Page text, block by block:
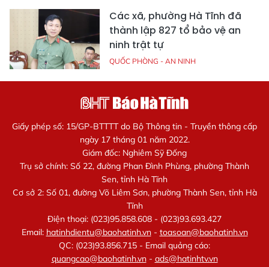
Các xã, phường Hà Tĩnh đã
thành lập 827 tổ bảo vệ an
ninh trật tự
QUỐC PHÒNG - AN NINH
Giấy phép số: 15/GP-BTTTT do Bộ Thông tin - Truyền thông cấp
ngày 17 tháng 01 năm 2022.
Giám đốc: Nghiêm Sỹ Đống
Trụ sở chính: Số 22, đường Phan Đình Phùng, phường Thành
Sen, tỉnh Hà Tĩnh
Cơ sở 2: Số 01, đường Võ Liêm Sơn, phường Thành Sen, tỉnh Hà
Tĩnh
Điện thoại: (023)95.858.608 - (023)93.693.427
Email: hatinhdientu@baohatinh.vn- toasoan@baohatinh.vn
QC: (023)93.856.715 - Email quảng cáo:
quangcao@baohatinh.vn- ads@hatinhtv.vn